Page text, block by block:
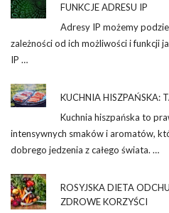
FUNKCJE ADRESU IP
Adresy IP możemy
zależności od ich możliwości i funkcji
IP …
KUCHNIA HISZPAŃSKA:
Kuchnia hiszpańska to
intensywnych smaków i aromatów,
dobrego jedzenia z całego świata. …
ROSYJSKA DIETA
ZDROWE KORZYŚCI